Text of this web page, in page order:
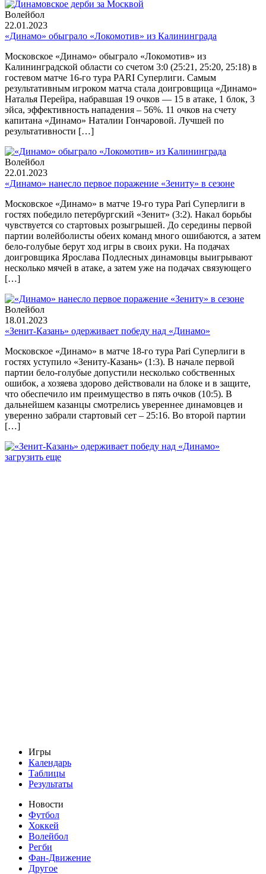
Волейбол
22.01.2023
«Динамо» обыграло «Локомотив» из Калининграда
Московское «Динамо» обыграло «Локомотив» из
Калининградской области со счетом 3:0 (25:21, 25:20, 25:18) в
гостевом матче 16-го тура PARI Суперлиги. Самым
результативным игроком матча стала доигровщица «Динамо»
Наталья Перейра, набравшая 19 очков — 15 в атаке, 1 блок, 3
эйса, эффективность нападения – 56%. 11 очков на счету
капитана «Динамо» Наталии Гончаровой. Лучшей по
результативности […]
Волейбол
22.01.2023
«Динамо» нанесло первое поражение «Зениту» в сезоне
Московское «Динамо» в матче 19-го тура Pari Суперлиги в
гостях победило петербургский «Зенит» (3:2). Накал борьбы
чувствуется со стартовых розыгрышей. До середины первой
партии волейболисты обеих команд много ошибаются, а затем
бело-голубые берут ход игры в своих руки. На подачах
доигровщика Ярослава Подлесных динамовцы выигрывают
несколько мячей в атаке, а затем уже на подачах связующего
[…]
Волейбол
18.01.2023
«Зенит-Казань» одерживает победу над «Динамо»
Московское «Динамо» в матче 18-го тура Pari Суперлиги в
гостях уступило «Зениту-Казань» (1:3). В начале первой
партии бело-голубые допустили несколько собственных
ошибок, а хозяева здорово действовали на блоке и в защите,
что обеспечило им преимущество в пять очков (10:5). В
дальнейшем казанцы смотрелись увереннее динамовцев и
уверенно забрали стартовый сет – 25:16. Во второй партии
[…]
загрузить еще
Игры
Календарь
Таблицы
Результаты
Новости
Футбол
Хоккей
Волейбол
Регби
Фан-Движение
Другое